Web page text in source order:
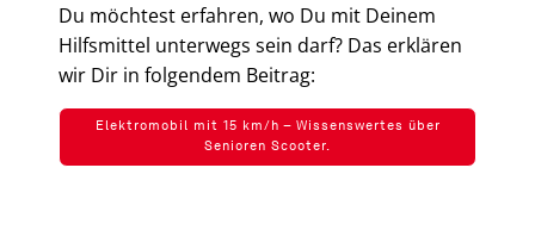
Du möchtest erfahren, wo Du mit Deinem
Hilfsmittel unterwegs sein darf? Das erklären
wir Dir in folgendem Beitrag:
Elektromobil mit 15 km/h – Wissenswertes über
Senioren Scooter.